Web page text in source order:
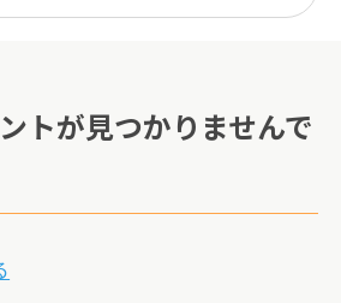
トが見つかりませんで